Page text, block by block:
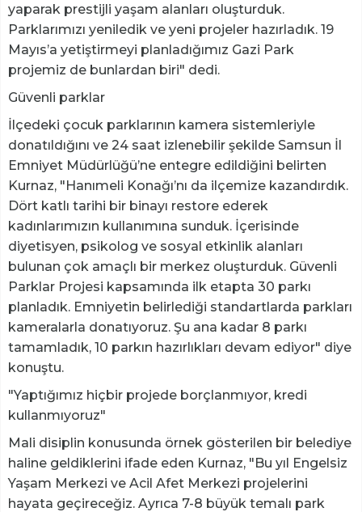
yaparak prestijli yaşam alanları oluşturduk.
Parklarımızı yeniledik ve yeni projeler hazırladık. 19
Mayıs’a yetiştirmeyi planladığımız Gazi Park
projemiz de bunlardan biri" dedi.
Güvenli parklar
İlçedeki çocuk parklarının kamera sistemleriyle
donatıldığını ve 24 saat izlenebilir şekilde Samsun İl
Emniyet Müdürlüğü’ne entegre edildiğini belirten
Kurnaz, "Hanımeli Konağı’nı da ilçemize kazandırdık.
Dört katlı tarihi bir binayı restore ederek
kadınlarımızın kullanımına sunduk. İçerisinde
diyetisyen, psikolog ve sosyal etkinlik alanları
bulunan çok amaçlı bir merkez oluşturduk. Güvenli
Parklar Projesi kapsamında ilk etapta 30 parkı
planladık. Emniyetin belirlediği standartlarda parkları
kameralarla donatıyoruz. Şu ana kadar 8 parkı
tamamladık, 10 parkın hazırlıkları devam ediyor" diye
konuştu.
"Yaptığımız hiçbir projede borçlanmıyor, kredi
kullanmıyoruz"
Mali disiplin konusunda örnek gösterilen bir belediye
haline geldiklerini ifade eden Kurnaz, "Bu yıl Engelsiz
Yaşam Merkezi ve Acil Afet Merkezi projelerini
hayata geçireceğiz. Ayrıca 7-8 büyük temalı park